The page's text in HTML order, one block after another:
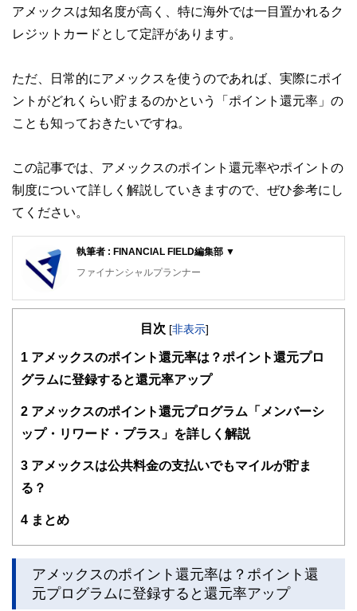
アメックスは知名度が高く、特に海外では一目置かれるク
レジットカードとして定評があります。
ただ、日常的にアメックスを使うのであれば、実際にポイ
ントがどれくらい貯まるのかという「ポイント還元率」の
ことも知っておきたいですね。
この記事では、アメックスのポイント還元率やポイントの
制度について詳しく解説していきますので、ぜひ参考にし
てください。
執筆者 : FINANCIAL FIELD編集部 ▼
ファイナンシャルプランナー
FinancialField編集部は、金融、経済に関する記事を、日々
知識がない方でも理解できるようわかりやすく発信していま
得者を中心に「お金や暮らし」に関する書籍・雑誌の編集経
関わることで、読者目線のコンテンツを追求しています。
FinancialFieldの特徴は、ファイナンシャルプランナー、弁
ドバイザー、DCプランナー、公認会計士、社会保険労務
執筆者・監修者による執筆体制を築くことで、内容のわかり
やすさはもちろんのこと、読み応えのあるコンテンツと確か
な情報発信を実現しています。
目次 [非表示]
1 アメックスのポイント還元率は？ポイント還元プロ
グラムに登録すると還元率アップ
2 アメックスのポイント還元プログラム「メンバーシ
ップ・リワード・プラス」を詳しく解説
3 アメックスは公共料金の支払いでもマイルが貯ま
る？
4 まとめ
アメックスのポイント還元率は？ポイント還
元プログラムに登録すると還元率アップ